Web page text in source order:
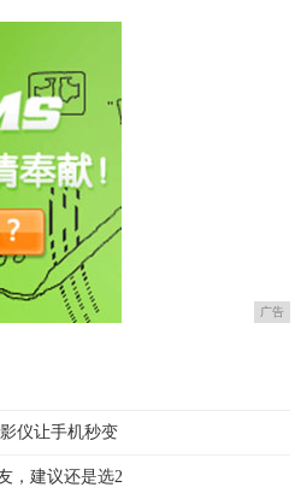
广告
仪让手机秒变
，建议还是选2